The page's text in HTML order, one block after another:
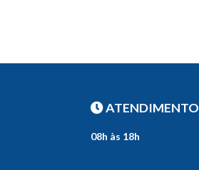
ATENDIMENTO
08h às 18h